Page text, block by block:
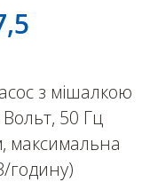
з мішалкою
Вольт, 50 Гц
максимальна
годину)